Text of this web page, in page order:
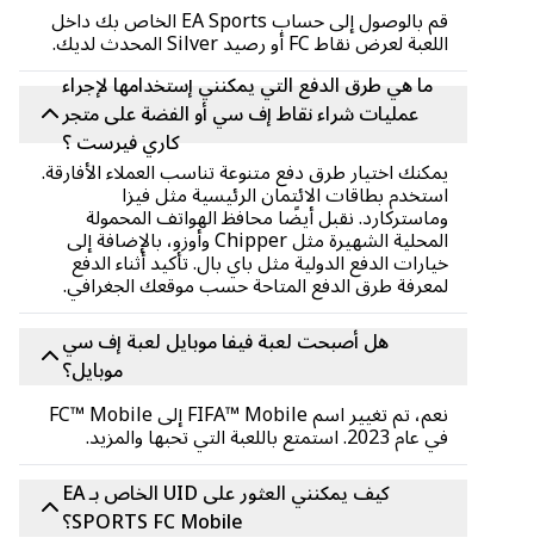
قم بالوصول إلى حساب EA Sports الخاص بك داخل
اللعبة لعرض نقاط FC أو رصيد Silver المحدث لديك.
ما هي طرق الدفع التي يمكنني إستخدامها لإجراء
عمليات شراء نقاط إف سي أو الفضة على متجر
كاري فيرست ؟
يمكنك اختيار طرق دفع متنوعة تناسب العملاء الأفارقة.
استخدم بطاقات الائتمان الرئيسية مثل فيزا
وماستركارد. نقبل أيضًا محافظ الهواتف المحمولة
المحلية الشهيرة مثل Chipper وأوزو، بالإضافة إلى
خيارات الدفع الدولية مثل باي بال. تأكيد أثناء الدفع
لمعرفة طرق الدفع المتاحة حسب موقعك الجغرافي.
هل أصبحت لعبة فيفا موبايل لعبة إف سي
موبايل؟
نعم، تم تغيير اسم FIFA™ Mobile إلى FC™ Mobile
في عام 2023. استمتع باللعبة التي تحبها والمزيد.
كيف يمكنني العثور على UID الخاص بـ EA
SPORTS FC Mobile؟